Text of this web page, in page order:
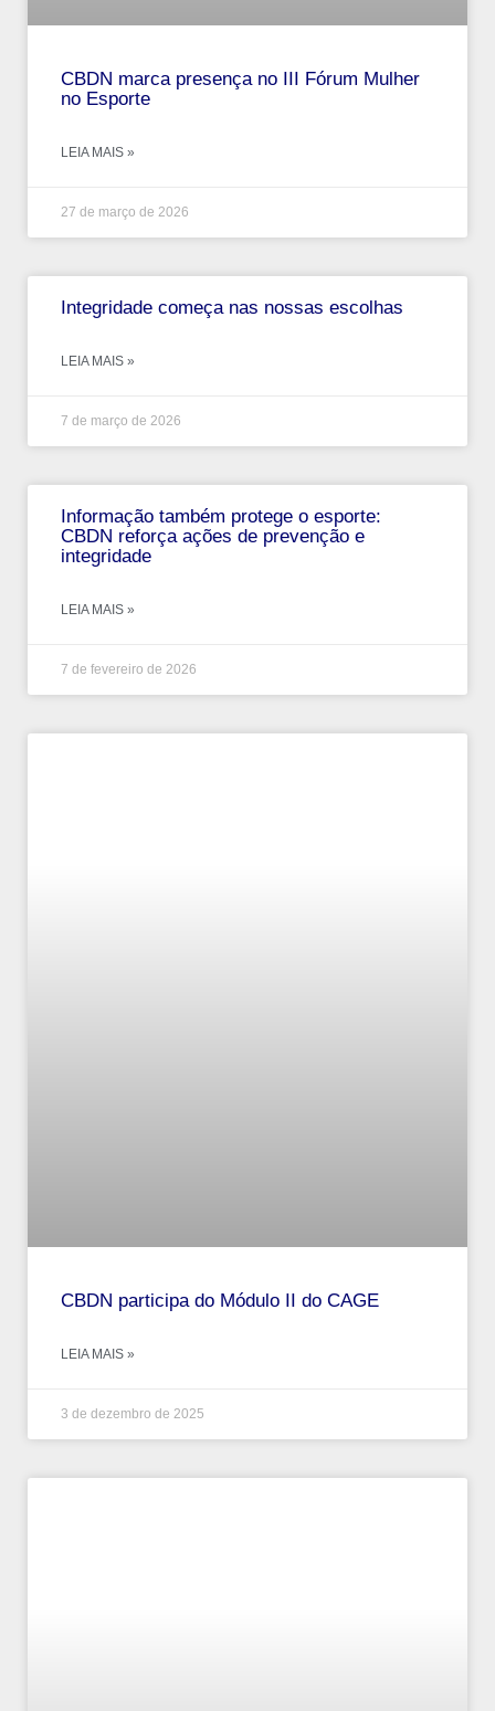
CBDN marca presença no III Fórum Mulher
no Esporte
LEIA MAIS »
27 de março de 2026
Integridade começa nas nossas escolhas
LEIA MAIS »
7 de março de 2026
Informação também protege o esporte:
CBDN reforça ações de prevenção e
integridade
LEIA MAIS »
7 de fevereiro de 2026
CBDN participa do Módulo II do CAGE
LEIA MAIS »
3 de dezembro de 2025